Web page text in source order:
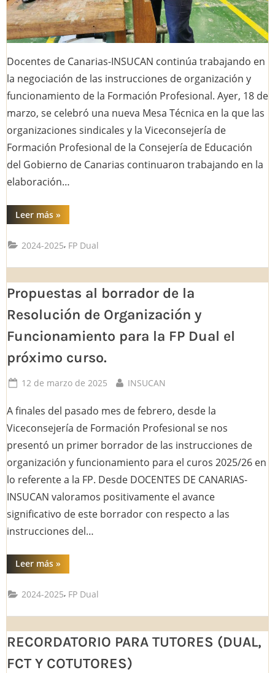
Docentes de Canarias-INSUCAN continúa trabajando en
la negociación de las instrucciones de organización y
funcionamiento de la Formación Profesional. Ayer, 18 de
marzo, se celebró una nueva Mesa Técnica en la que las
organizaciones sindicales y la Viceconsejería de
Formación Profesional de la Consejería de Educación
del Gobierno de Canarias continuaron trabajando en la
elaboración…
Leer más“Información
de
técnica
FP.”
»
2024-2025, FP Dual
Propuestas al borrador de la
Resolución de Organización y
Funcionamiento para la FP Dual el
próximo curso.
Posted
12 de marzo de 2025 By
INSUCAN
A finales del pasado mes de febrero, desde la
Viceconsejería de Formación Profesional se nos
presentó un primer borrador de las instrucciones de
organización y funcionamiento para el curos 2025/26 en
lo referente a la FP. Desde DOCENTES DE CANARIAS-
INSUCAN valoramos positivamente el avance
significativo de este borrador con respecto a las
instrucciones del…
Leer más“Propuestas
al
de
la
de
y
Funcionamiento
para
la
FP
»
2024-2025, FP Dual
RECORDATORIO PARA TUTORES (DUAL,
FCT Y COTUTORES)